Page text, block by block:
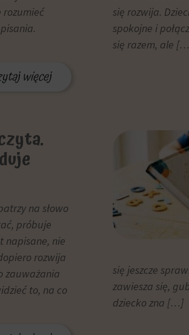
rozumieć
więcej
się rozwija.
spokojne i
się razem, ale
na słowo
próbuje
napisane, nie
rozwija
zauważania
to, na co
się jeszcze
zawiesza się,
dziecko zna […]